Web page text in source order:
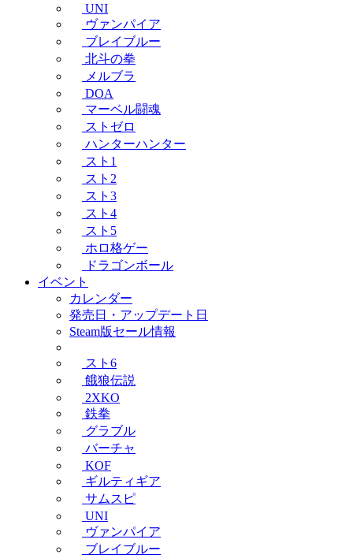
UNI
ヴァンパイア
ブレイブルー
北斗の拳
メルブラ
DOA
マーベル闘魂
ストゼロ
ハンターハンター
スト1
スト2
スト3
スト4
スト5
ホロ格ゲー
ドラゴンボール
イベント
カレンダー
発売日・アップデート日
Steam版セール情報
スト6
餓狼伝説
2XKO
鉄拳
グラブル
バーチャ
KOF
ギルティギア
サムスピ
UNI
ヴァンパイア
ブレイブルー